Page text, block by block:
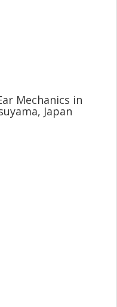
Mechanics in
Japan